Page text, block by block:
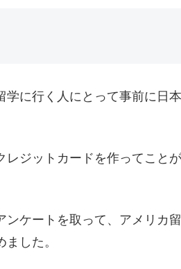
に行く人にとって事前に日
ジットカードを作ってこと
ケートを取って、アメリカ
した。